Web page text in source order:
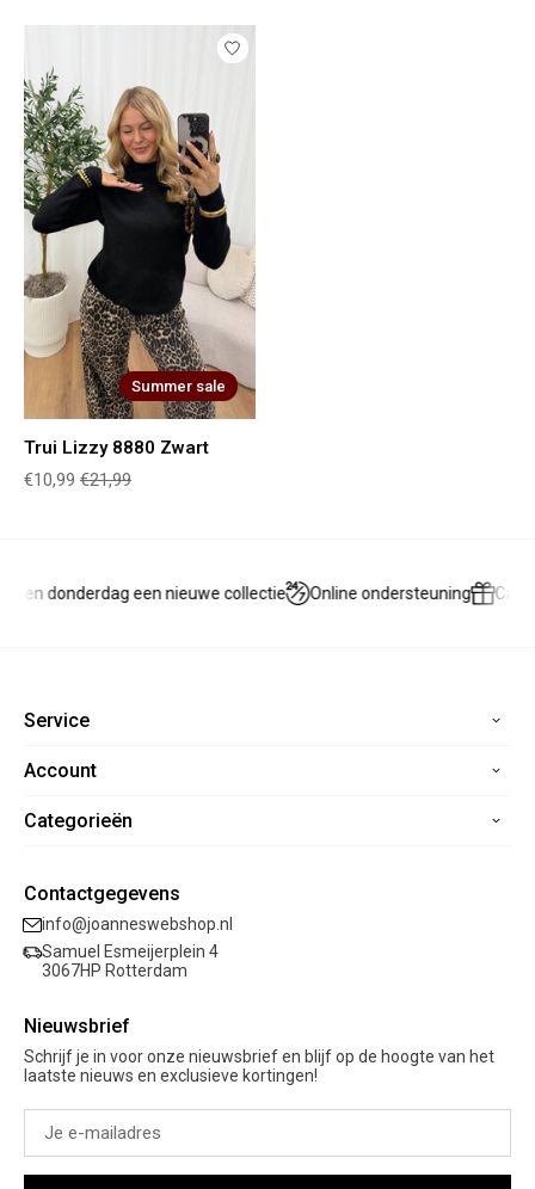
Items van productcarrousel
Summer sale
Trui Lizzy 8880 Zwart
€10,99 €21,99
en donderdag een nieuwe collectie Online ondersteuning
Service
Home
Veelgestelde vragen
Retourneren
Garantie
Account
Registreren
Mijn verlanglijst
Categorieën
Sale
Kleding
Schoenen
Cadeaubon
Contactgegevens
info@joanneswebshop.nl
Samuel Esmeijerplein 4
3067HP Rotterdam
Nieuwsbrief
Schrijf je in voor onze nieuwsbrief en blijf op de hoogte van het
laatste nieuws en exclusieve kortingen!